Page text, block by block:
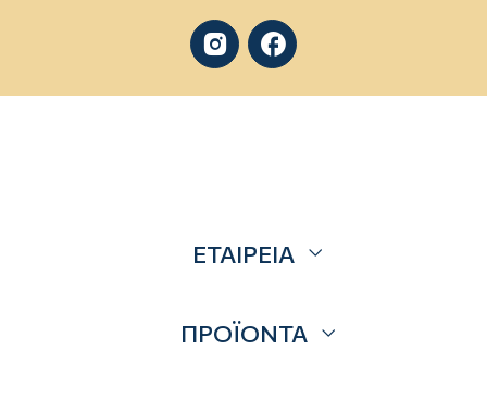
 
ΕΤΑΙΡΕΙΑ
Επικοινωνία
ΠΡΟΪΟΝΤΑ